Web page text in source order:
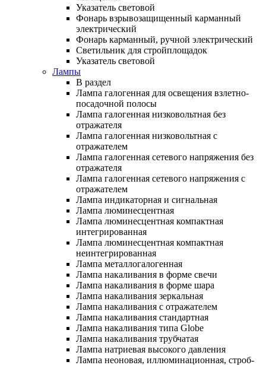
Указатель световой
Фонарь взрывозащищенный карманный
электрический
Фонарь карманный, ручной электрический
Светильник для стройплощадок
Указатель световой
Лампы
В раздел
Лампа галогенная для освещения взлетно-
посадочной полосы
Лампа галогенная низковольтная без
отражателя
Лампа галогенная низковольтная с
отражателем
Лампа галогенная сетевого напряжения без
отражателя
Лампа галогенная сетевого напряжения с
отражателем
Лампа индикаторная и сигнальная
Лампа люминесцентная
Лампа люминесцентная компактная
интегрированная
Лампа люминесцентная компактная
неинтегрированная
Лампа металлогалогенная
Лампа накаливания в форме свечи
Лампа накаливания в форме шара
Лампа накаливания зеркальная
Лампа накаливания с отражателем
Лампа накаливания стандартная
Лампа накаливания типа Globe
Лампа накаливания трубчатая
Лампа натриевая высокого давления
Лампа неоновая, иллюминационная, строб-